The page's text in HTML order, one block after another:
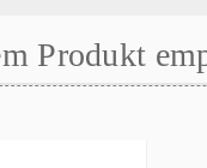
Produkt